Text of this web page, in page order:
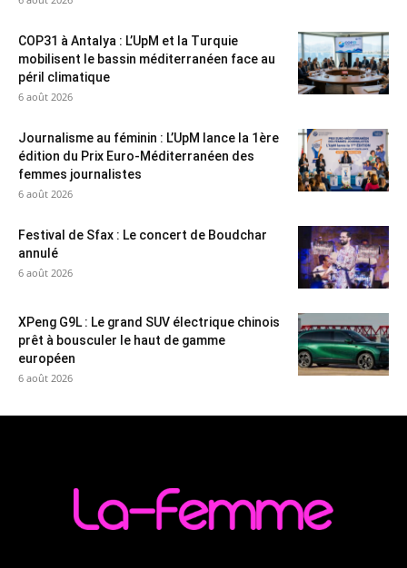
COP31 à Antalya : L’UpM et la Turquie
mobilisent le bassin méditerranéen face au
péril climatique
6 août 2026
Journalisme au féminin : L’UpM lance la 1ère
édition du Prix Euro-Méditerranéen des
femmes journalistes
6 août 2026
Festival de Sfax : Le concert de Boudchar
annulé
6 août 2026
XPeng G9L : Le grand SUV électrique chinois
prêt à bousculer le haut de gamme
européen
6 août 2026